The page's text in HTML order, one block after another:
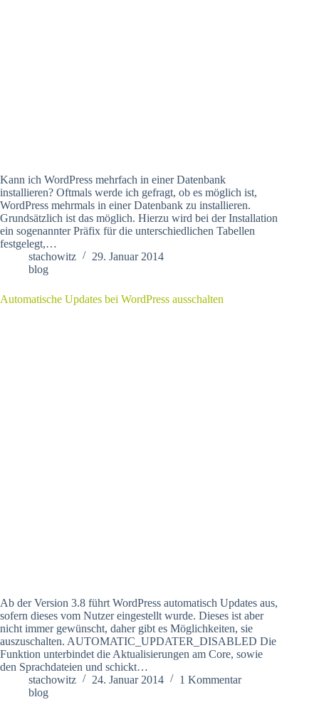
Kann ich WordPress mehrfach in einer Datenbank
installieren? Oftmals werde ich gefragt, ob es möglich ist,
WordPress mehrmals in einer Datenbank zu installieren.
Grundsätzlich ist das möglich. Hierzu wird bei der Installation
ein sogenannter Präfix für die unterschiedlichen Tabellen
festgelegt,…
stachowitz
29. Januar 2014
blog
Automatische Updates bei WordPress ausschalten
Ab der Version 3.8 führt WordPress automatisch Updates aus,
sofern dieses vom Nutzer eingestellt wurde. Dieses ist aber
nicht immer gewünscht, daher gibt es Möglichkeiten, sie
auszuschalten. AUTOMATIC_UPDATER_DISABLED Die
Funktion unterbindet die Aktualisierungen am Core, sowie
den Sprachdateien und schickt…
stachowitz
24. Januar 2014
1 Kommentar
blog